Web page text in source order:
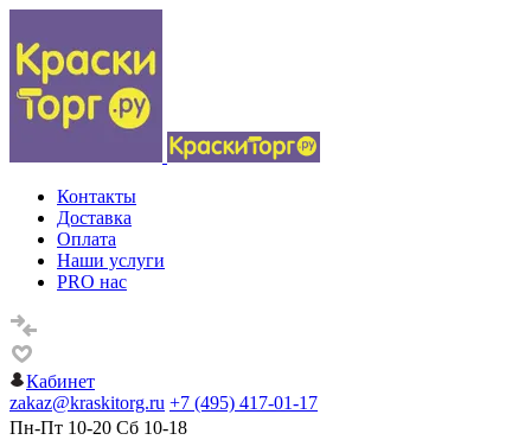
Контакты
Доставка
Оплата
Наши услуги
PRO нас
Кабинет
zakaz@kraskitorg.ru +7 (495) 417-01-17
Пн-Пт 10-20 Сб 10-18